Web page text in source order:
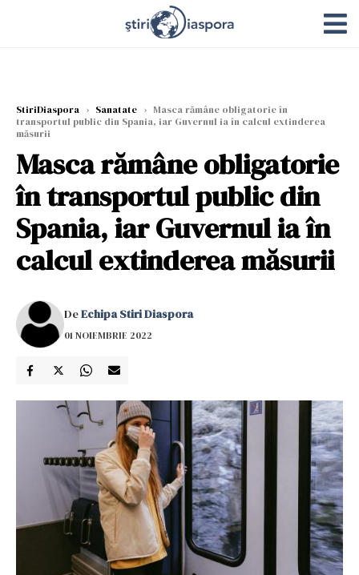
StiriDiaspora › Sanatate › Masca rămâne obligatorie în
transportul public din Spania, iar Guvernul ia în calcul extinderea
măsurii
Masca rămâne obligatorie
în transportul public din
Spania, iar Guvernul ia în
calcul extinderea măsurii
DeEchipa Stiri Diaspora
01 NOIEMBRIE 2022